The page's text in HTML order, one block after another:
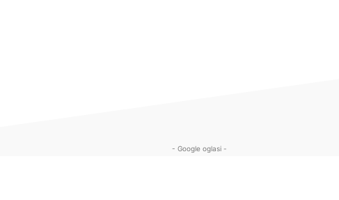
- Google oglasi -